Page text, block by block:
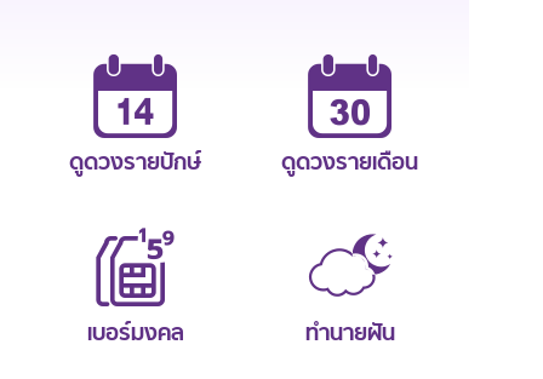
ดูดวงรายปักษ์ ดูดวงรายเดือน
เบอร์มงคล ทำนายฝัน